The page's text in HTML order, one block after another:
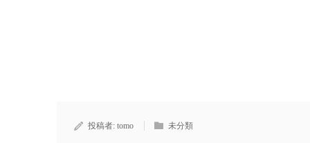
投稿者: tomo 未分類